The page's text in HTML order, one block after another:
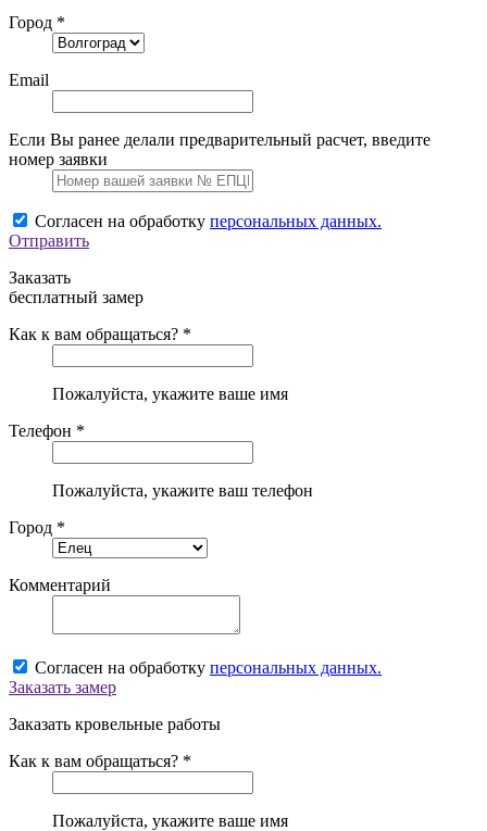
Город *
Email
Если Вы ранее делали предварительный расчет, введите
номер заявки
Согласен на обработку персональных данных.
Отправить
Заказать
бесплатный замер
Как к вам обращаться? *
Пожалуйста, укажите ваше имя
Телефон *
Пожалуйста, укажите ваш телефон
Город *
Комментарий
Согласен на обработку персональных данных.
Заказать замер
Заказать кровельные работы
Как к вам обращаться? *
Пожалуйста, укажите ваше имя